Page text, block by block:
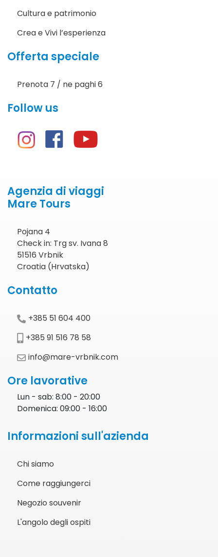
Cultura e patrimonio
Crea e Vivi l’esperienza
Offerta speciale
Prenota 7 / ne paghi 6
Follow us
Agenzia di viaggi
Mare Tours
Pojana 4
Check in: Trg sv. Ivana 8
51516 Vrbnik
Croatia (Hrvatska)
Contatto
+385 51 604 400
+385 91 516 78 58
info@mare-vrbnik.com
Ore lavorative
Lun - sab: 8:00 - 20:00
Domenica: 09:00 - 16:00
Informazioni sull'azienda
Chi siamo
Come raggiungerci
Negozio souvenir
L'angolo degli ospiti